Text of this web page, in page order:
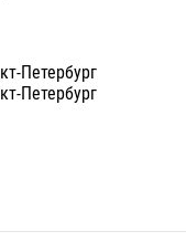
Петербург
Петербург